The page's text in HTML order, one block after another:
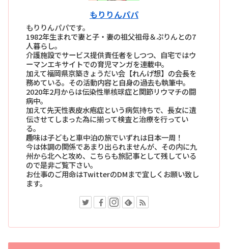
もりりんパパ
もりりんパパです。
1982年生まれで妻と子・妻の祖父祖母＆ぷりんとの7
人暮らし。
介護施設でサービス提供責任者をしつつ、自宅ではウ
ーマンエキサイトでの育児マンガを連載中。
加えて福岡県京築きょうだい会【れんげ想】の会長を
務めている。その活動内容と自身の過去も執筆中。
2020年2月からは伝染性単核球症と関節リウマチの闘
病中。
加えて先天性表皮水疱症という病気持ちで、長女に遺
伝させてしまった為に揃って検査と治療を行ってい
る。
趣味は子どもと車中泊の旅でいずれは日本一周！
今は体調の関係であまり出られませんが、その内に九
州から北へと攻め、こちらも旅記事として残している
ので是非ご覧下さい。
お仕事のご用命はTwitterのDMまで宜しくお願い致し
ます。